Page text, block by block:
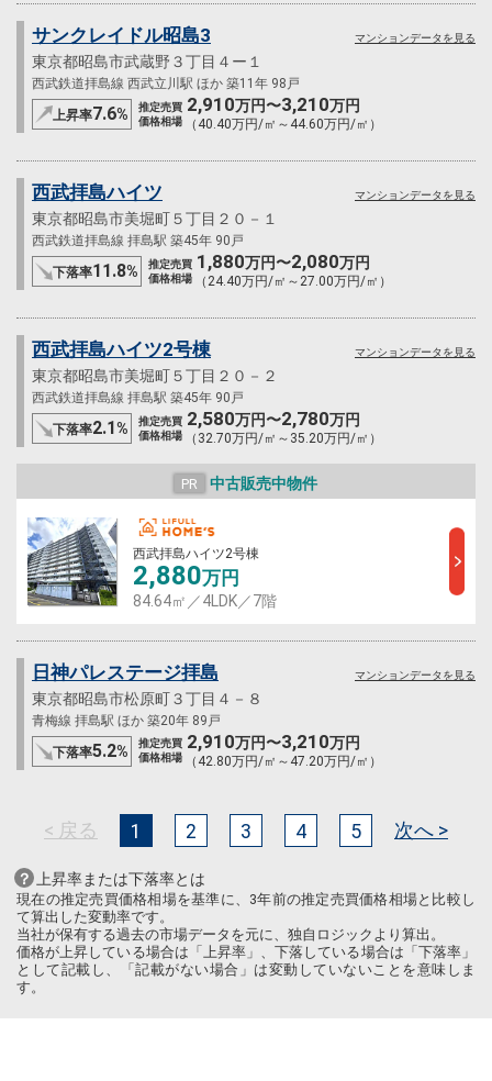
サンクレイドル昭島3
東京都昭島市武蔵野３丁目４ー１
西武鉄道拝島線 西武立川駅 ほか 築11年 98戸
上昇率7.6%
推定売買
価格相場
2,910万円〜3,210万円
（40.40万円/㎡～44.60万円/㎡）
マンションデータを見る
西武拝島ハイツ
東京都昭島市美堀町５丁目２０－１
西武鉄道拝島線 拝島駅 築45年 90戸
下落率11.8%
推定売買
価格相場
1,880万円〜2,080万円
（24.40万円/㎡～27.00万円/㎡）
マンションデータを見る
西武拝島ハイツ2号棟
東京都昭島市美堀町５丁目２０－２
西武鉄道拝島線 拝島駅 築45年 90戸
下落率2.1%
推定売買
価格相場
2,580万円〜2,780万円
（32.70万円/㎡～35.20万円/㎡）
マンションデータを見る
PR 中古販売中物件
西武拝島ハイツ2号棟
2,880万円
84.64㎡／4LDK／7階
日神パレステージ拝島
東京都昭島市松原町３丁目４－８
青梅線 拝島駅 ほか 築20年 89戸
下落率5.2%
推定売買
価格相場
2,910万円〜3,210万円
（42.80万円/㎡～47.20万円/㎡）
マンションデータを見る
< 戻る 1 2 3 4 5 次へ >
上昇率または下落率とは
現在の推定売買価格相場を基準に、3年前の推定売買価格相場と比較し
て算出した変動率です。
当社が保有する過去の市場データを元に、独自ロジックより算出。
価格が上昇している場合は「上昇率」、下落している場合は「下落率」
として記載し、「記載がない場合」は変動していないことを意味しま
す。